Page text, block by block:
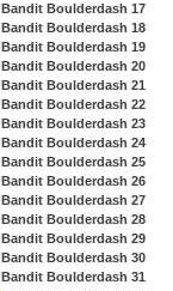
Bandit Boulderdash 17
Bandit Boulderdash 18
Bandit Boulderdash 19
Bandit Boulderdash 20
Bandit Boulderdash 21
Bandit Boulderdash 22
Bandit Boulderdash 23
Bandit Boulderdash 24
Bandit Boulderdash 25
Bandit Boulderdash 26
Bandit Boulderdash 27
Bandit Boulderdash 28
Bandit Boulderdash 29
Bandit Boulderdash 30
Bandit Boulderdash 31